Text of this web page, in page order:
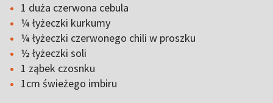
1 duża czerwona cebula
¼ łyżeczki kurkumy
¼ łyżeczki czerwonego chili w proszku
½ łyżeczki soli
1 ząbek czosnku
1cm świeżego imbiru